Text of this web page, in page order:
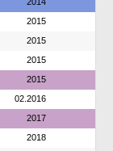
2015
2015
2015
2015
02.2016
2017
2018